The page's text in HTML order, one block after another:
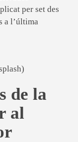
per set des
a l’última
de la
al